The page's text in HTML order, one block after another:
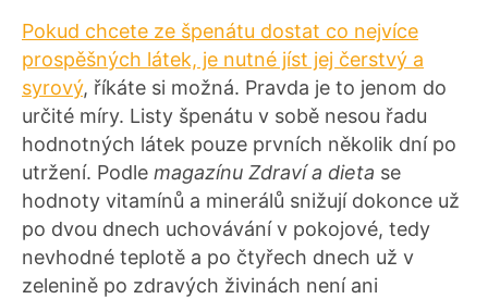
Pokud chcete ze špenátu dostat co nejvíce
prospěšných látek, je nutné jíst jej čerstvý a
syrový, říkáte si možná. Pravda je to jenom do
určité míry. Listy špenátu v sobě nesou řadu
hodnotných látek pouze prvních několik dní po
utržení. Podle magazínu Zdraví a dieta se
hodnoty vitamínů a minerálů snižují dokonce už
po dvou dnech uchovávání v pokojové, tedy
nevhodné teplotě a po čtyřech dnech už v
zelenině po zdravých živinách není ani